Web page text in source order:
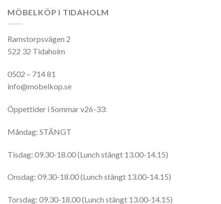
MÖBELKÖP I TIDAHOLM
Ramstorpsvägen 2
522 32 Tidaholm
0502 – 714 81
info@mobelkop.se
Öppettider i Sommar v26-33:
Måndag: STÄNGT
Tisdag: 09.30-18.00 (Lunch stängt 13.00-14.15)
Onsdag: 09.30-18.00 (Lunch stängt 13.00-14.15)
Torsdag: 09.30-18.00 (Lunch stängt 13.00-14.15)